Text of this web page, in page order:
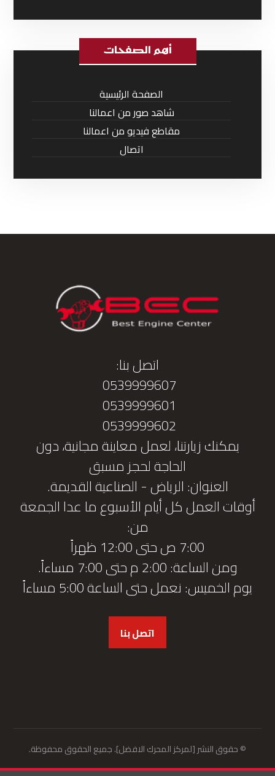
أهم الصفحات
الصفحة الرئيسية
شاهد صور من اعمالنا
مقاطع فيديو من اعمالنا
اتصال
اتصل بنا:
0539999607
0539999601
0539999602
يمكنك زيارتنا، لعمل معاينة مجانية، دون
الحاجة لحجز مسبق
العنوان: الرياض - الصناعية القديمة.
أوقات العمل كل أيام الأسبوع ما عدا الجمعة
من:
7:00 ص حتى 12:00 ظهراً
ومن الساعة: 2:00 م حتى 7:00 مساءاً.
يوم الخميس: نعمل حتى الساعة 5:00 مساءاً
اتصل بنا
© حقوق النشر [لمركز المحرك الافضل]. جميع الحقوق محفوظة.